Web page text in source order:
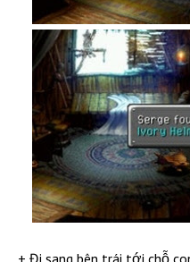
+ Đi sang bên trái tới chỗ